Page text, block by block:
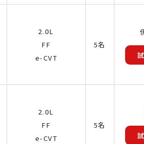
2.0L
FF
e-CVT
5名
2.0L
FF
e-CVT
5名